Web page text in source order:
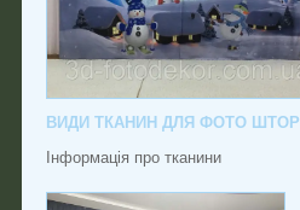
ВИДИ ТКАНИН ДЛЯ ФОТО ШТОР
Інформація про тканини